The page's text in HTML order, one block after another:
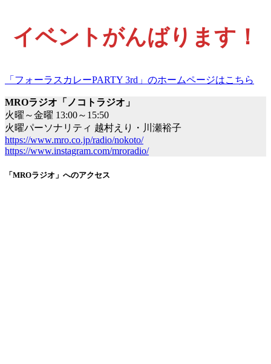
イベントがんばります！
「フォーラスカレーPARTY 3rd」のホームページはこちら
MROラジオ「ノコトラジオ」
火曜～金曜 13:00～15:50
火曜パーソナリティ 越村えり・川瀬裕子
https://www.mro.co.jp/radio/nokoto/
https://www.instagram.com/mroradio/
「MROラジオ」へのアクセス